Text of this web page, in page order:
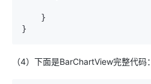
（4）下面是BarChartView完整代码：